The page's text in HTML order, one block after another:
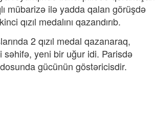
mübarizə ilə yadda qalan görüşdə
qızıl medalını qazandırıb.
2 qızıl medal qazanaraq,
səhifə, yeni bir uğur idi. Parisdə
gücünün göstəricisdir.